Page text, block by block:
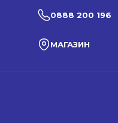
0888 200 196
МАГАЗИН